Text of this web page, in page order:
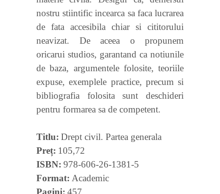
nostru stiintific incearca sa faca lucrarea
de fata accesibila chiar si cititorului
neavizat. De aceea o propunem
oricarui studios, garantand ca notiunile
de baza, argumentele folosite, teoriile
expuse, exemplele practice, precum si
bibliografia folosita sunt deschideri
pentru formarea sa de competent.
Titlu Drept civil. Partea generala
Preț 105,72
ISBN 978-606-26-1381-5
Format Academic
Pagini 457